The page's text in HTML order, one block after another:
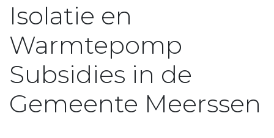
Isolatie en
Warmtepomp
Subsidies in de
Gemeente Meerssen